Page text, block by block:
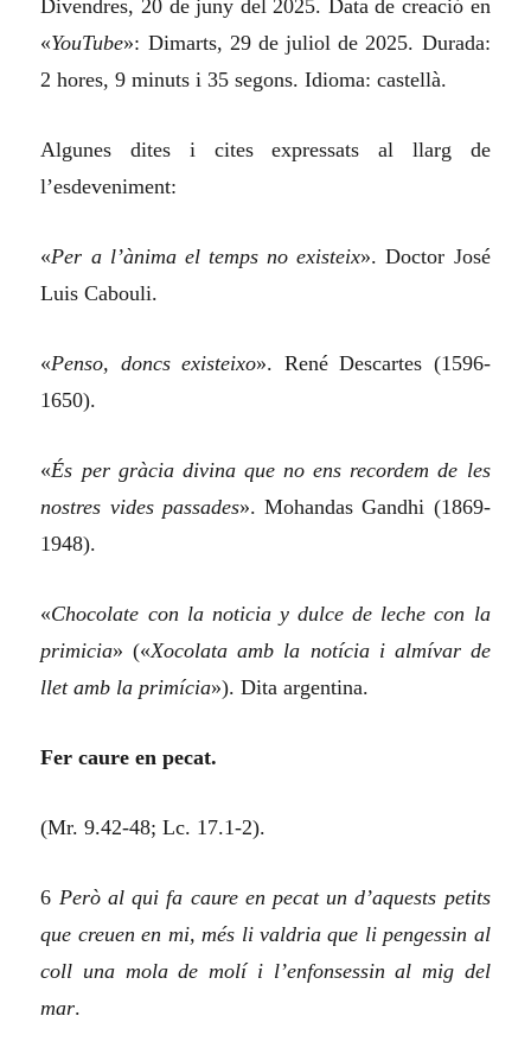
Divendres, 20 de juny del 2025. Data de creació en
«YouTube»: Dimarts, 29 de juliol de 2025. Durada:
2 hores, 9 minuts i 35 segons. Idioma: castellà.
Algunes dites i cites expressats al llarg de
l’esdeveniment:
«Per a l’ànima el temps no existeix». Doctor José
Luis Cabouli.
«Penso, doncs existeixo». René Descartes (1596-
1650).
«És per gràcia divina que no ens recordem de les
nostres vides passades». Mohandas Gandhi (1869-
1948).
«Chocolate con la noticia y dulce de leche con la
primicia» («Xocolata amb la notícia i almívar de
llet amb la primícia»). Dita argentina.
Fer caure en pecat.
(Mr. 9.42-48; Lc. 17.1-2).
6 Però al qui fa caure en pecat un d’aquests petits
que creuen en mi, més li valdria que li pengessin al
coll una mola de molí i l’enfonsessin al mig del
mar.